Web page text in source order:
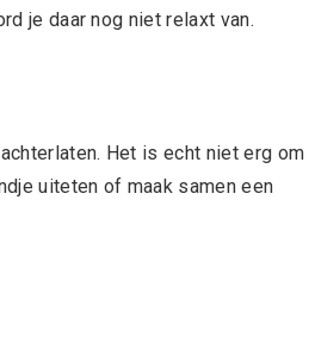
je daar nog niet relaxt van.
Het is echt niet erg om
uiteten of maak samen een